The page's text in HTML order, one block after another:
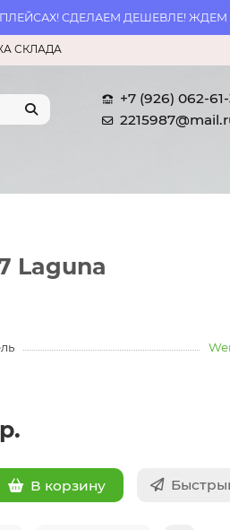
СДЕЛАЕМ ДЕШЕВЛЕ! ЖДЕМ
СКЛАДА
+7 (926) 062-
Laguna
В корзину